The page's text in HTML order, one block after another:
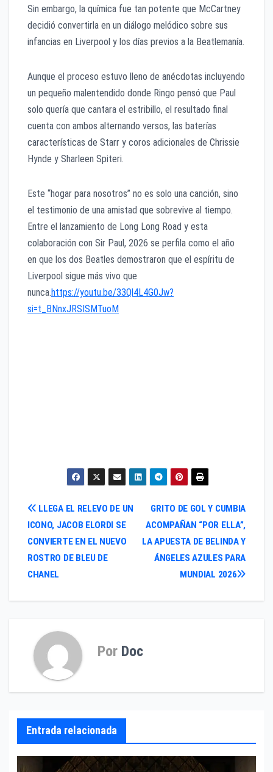
Sin embargo, la química fue tan potente que McCartney
decidió convertirla en un diálogo melódico sobre sus
infancias en Liverpool y los días previos a la Beatlemanía.
Aunque el proceso estuvo lleno de anécdotas incluyendo
un pequeño malentendido donde Ringo pensó que Paul
solo quería que cantara el estribillo, el resultado final
cuenta con ambos alternando versos, las baterías
características de Starr y coros adicionales de Chrissie
Hynde y Sharleen Spiteri.
Este “hogar para nosotros” no es solo una canción, sino
el testimonio de una amistad que sobrevive al tiempo.
Entre el lanzamiento de Long Long Road y esta
colaboración con Sir Paul, 2026 se perfila como el año
en que los dos Beatles demostraron que el espíritu de
Liverpool sigue más vivo que
nunca.https://youtu.be/33Ql4L4G0Jw?
si=t_BNnxJRSISMTuoM
Navegación
de
entradas
GRITO DE GOL Y CUMBIA
ACOMPAÑAN “POR ELLA”,
LA APUESTA DE BELINDA Y
ÁNGELES AZULES PARA
MUNDIAL 2026
LLEGA EL RELEVO DE UN
ICONO, JACOB ELORDI SE
CONVIERTE EN EL NUEVO
ROSTRO DE BLEU DE
CHANEL
Por Doc
Entrada relacionada